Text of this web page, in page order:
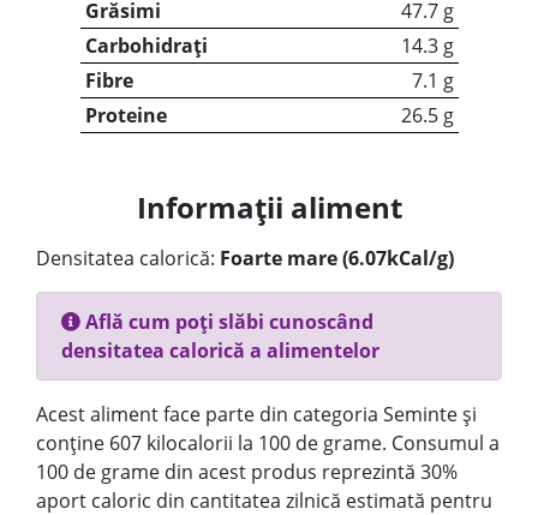
Grăsimi
47.7 g
Carbohidrați
14.3 g
Fibre
7.1 g
Proteine
26.5 g
Informații aliment
Densitatea calorică: Foarte mare (6.07kCal/g)
Află cum poți slăbi cunoscând
densitatea calorică a alimentelor
Acest aliment face parte din categoria Seminte și
conține 607 kilocalorii la 100 de grame. Consumul a
100 de grame din acest produs reprezintă 30%
aport caloric din cantitatea zilnică estimată pentru